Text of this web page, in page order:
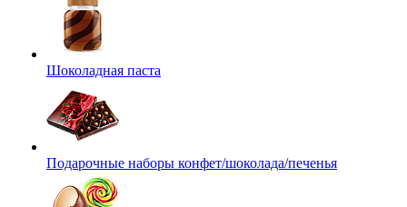
Шоколадная паста
Подарочные наборы конфет/шоколада/печенья